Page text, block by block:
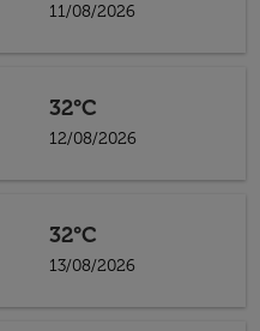
11/08/2026
32°C
12/08/2026
32°C
13/08/2026